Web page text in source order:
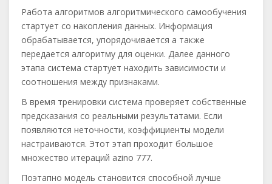
Работа алгоритмов алгоритмического самообучения
стартует со накопления данных. Информация
обрабатывается, упорядочивается а также
передается алгоритму для оценки. Далее данного
этапа система стартует находить зависимости и
соотношения между признаками.
В время тренировки система проверяет собственные
предсказания со реальными результатами. Если
появляются неточности, коэффициенты модели
настраиваются. Этот этап проходит большое
множество итераций azino 777.
Поэтапно модель становится способной лучше